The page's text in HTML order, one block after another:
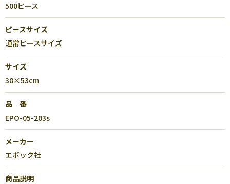
500ピース
ピースサイズ
通常ピースサイズ
サイズ
38×53cm
品 番
EPO-05-203s
メーカー
エポック社
商品説明